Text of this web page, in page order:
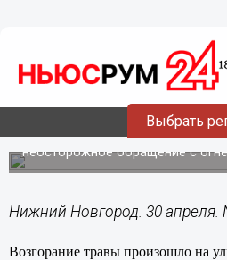
Выбрать
Возгорание травы
Космической в
Нижнего Новгорода
Предположительной причиной
неосторожное обращение с
Нижний Новгород. 30 апреля.
Возгорание травы произошло на